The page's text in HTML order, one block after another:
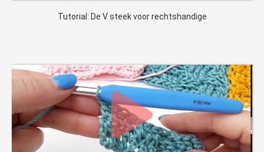
Tutorial: De V steek voor rechtshandige